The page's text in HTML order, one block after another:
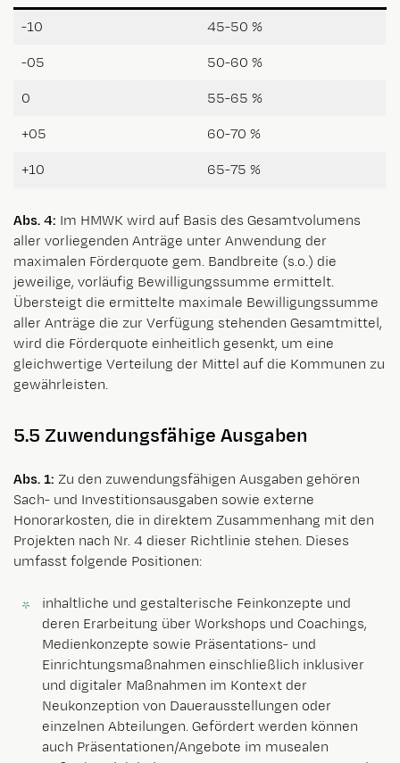
-10
45-50 %
-05
50-60 %
0
55-65 %
+05
60-70 %
+10
65-75 %
Abs. 4: Im HMWK wird auf Basis des Gesamtvolumens
aller vorliegenden Anträge unter Anwendung der
maximalen Förderquote gem. Bandbreite (s.o.) die
jeweilige, vorläufig Bewilligungssumme ermittelt.
Übersteigt die ermittelte maximale Bewilligungssumme
aller Anträge die zur Verfügung stehenden Gesamtmittel,
wird die Förderquote einheitlich gesenkt, um eine
gleichwertige Verteilung der Mittel auf die Kommunen zu
gewährleisten.
5.5 Zuwendungsfähige Ausgaben
Abs. 1: Zu den zuwendungsfähigen Ausgaben gehören
Sach- und Investitionsausgaben sowie externe
Honorarkosten, die in direktem Zusammenhang mit den
Projekten nach Nr. 4 dieser Richtlinie stehen. Dieses
umfasst folgende Positionen:
inhaltliche und gestalterische Feinkonzepte und
deren Erarbeitung über Workshops und Coachings,
Medienkonzepte sowie Präsentations- und
Einrichtungsmaßnahmen einschließlich inklusiver
und digitaler Maßnahmen im Kontext der
Neukonzeption von Dauerausstellungen oder
einzelnen Abteilungen. Gefördert werden können
auch Präsentationen/Angebote im musealen